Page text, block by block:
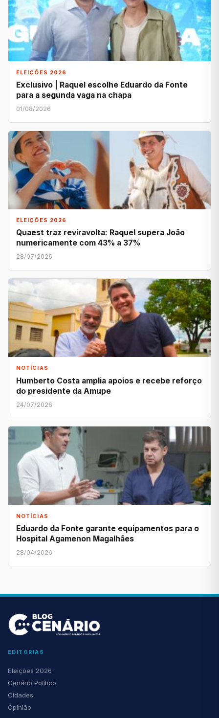
ELEIÇÕES 2026
Exclusivo | Raquel escolhe Eduardo da Fonte
para a segunda vaga na chapa
01/08/2026
ELEIÇÕES 2026
Quaest traz reviravolta: Raquel supera João
numericamente com 43% a 37%
28/07/2026
NOTÍCIAS
Humberto Costa amplia apoios e recebe reforço
do presidente da Amupe
24/07/2026
NOTÍCIAS
Eduardo da Fonte garante equipamentos para o
Hospital Agamenon Magalhães
28/04/2026
EDITORIAS
Eleições 2026
Cenário Político
Cidades
Opinião